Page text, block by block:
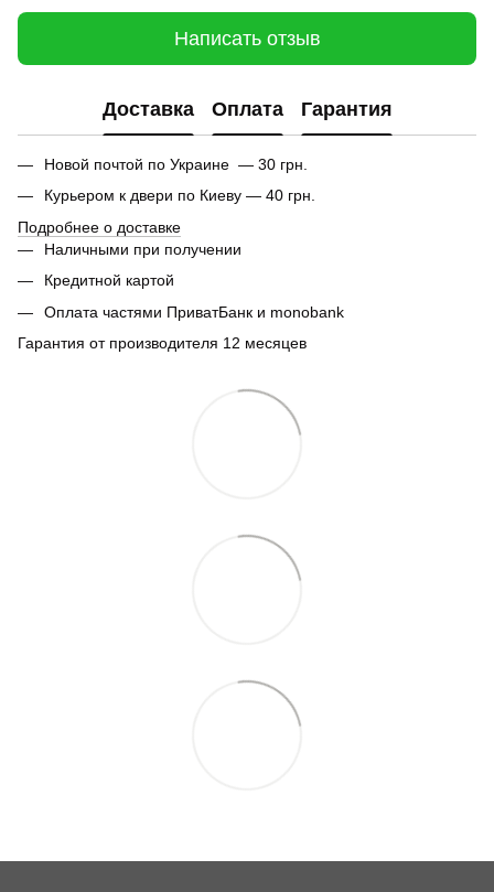
Написать отзыв
Доставка Оплата Гарантия
Новой почтой по Украине — 30 грн.
Курьером к двери по Киеву — 40 грн.
Подробнее о доставке
Наличными при получении
Кредитной картой
Оплата частями ПриватБанк и monobank
Гарантия от производителя 12 месяцев